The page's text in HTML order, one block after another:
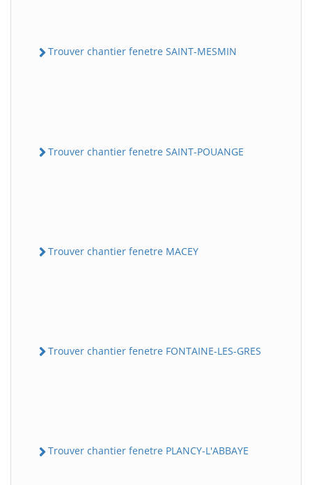
Trouver chantier fenetre SAINT-MESMIN
Trouver chantier fenetre SAINT-POUANGE
Trouver chantier fenetre MACEY
Trouver chantier fenetre FONTAINE-LES-GRES
Trouver chantier fenetre PLANCY-L'ABBAYE